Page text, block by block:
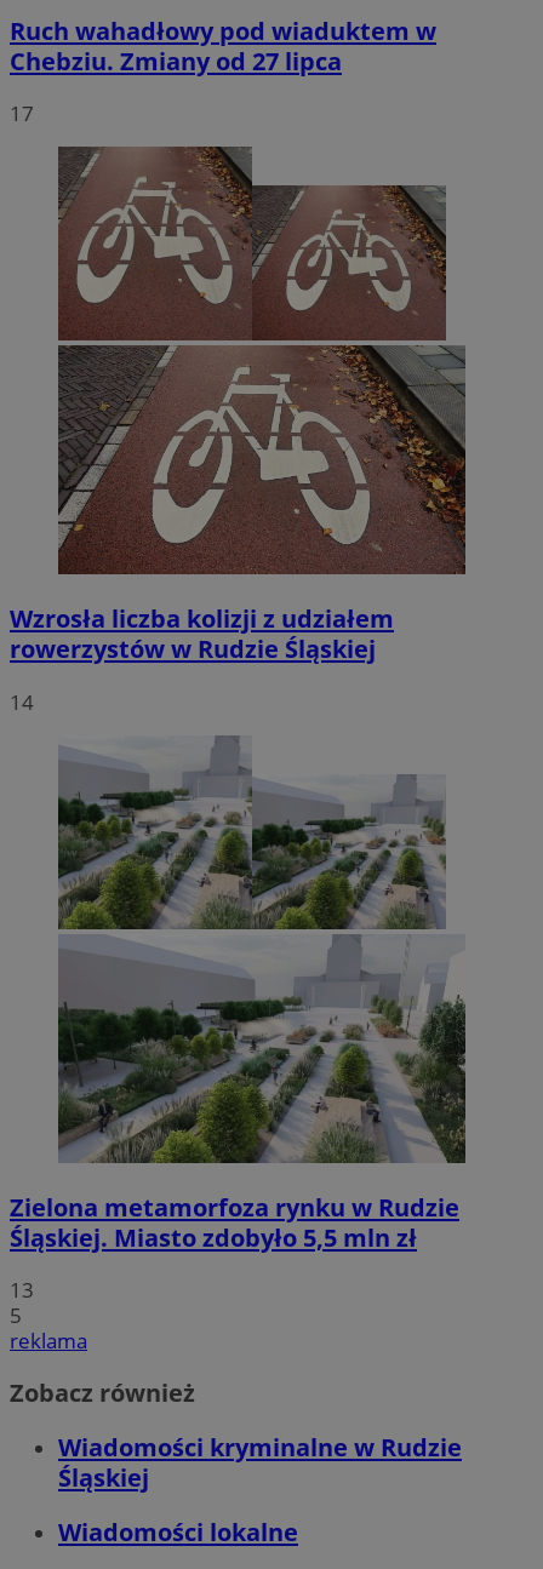
Ruch wahadłowy pod wiaduktem w
Chebziu. Zmiany od 27 lipca
17
Wzrosła liczba kolizji z udziałem
rowerzystów w Rudzie Śląskiej
14
Zielona metamorfoza rynku w Rudzie
Śląskiej. Miasto zdobyło 5,5 mln zł
13
5
reklama
Zobacz również
Wiadomości kryminalne w Rudzie
Śląskiej
Wiadomości lokalne